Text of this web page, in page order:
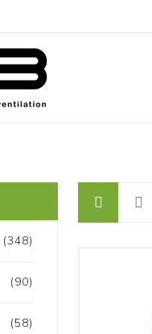
(348)
(90)
(58)